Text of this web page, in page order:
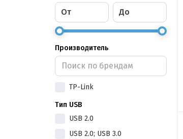
От До
Производитель
TP-Link
Тип USB
USB 2.0
USB 2.0; USB 3.0